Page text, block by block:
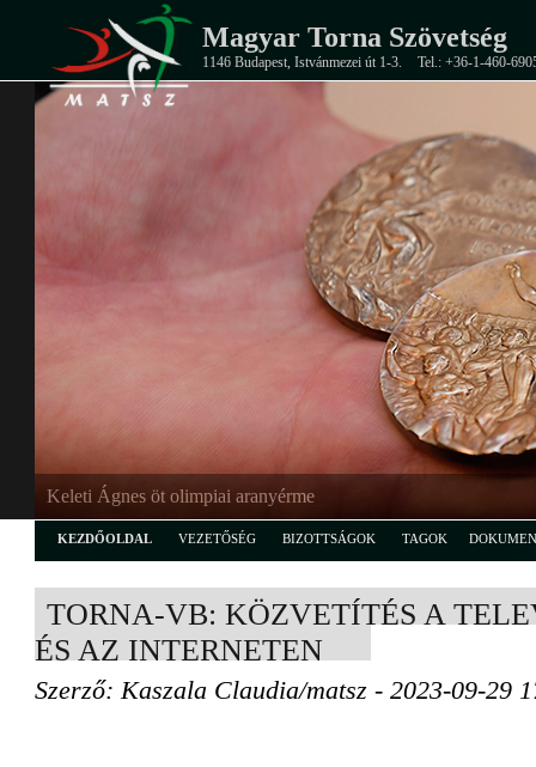
Magyar Torna Szövetség
1146 Budapest, Istvánmezei út 1-3. Tel.: +36-1-460-
Keleti Ágnes öt olimpiai aranyérme
KEZDŐOLDAL VEZETŐSÉG BIZOTTSÁGOK TAGOK
TORNA-VB: KÖZVETÍTÉS A
ÉS AZ INTERNETEN
Szerző: Kaszala Claudia/matsz - 2023-09-29